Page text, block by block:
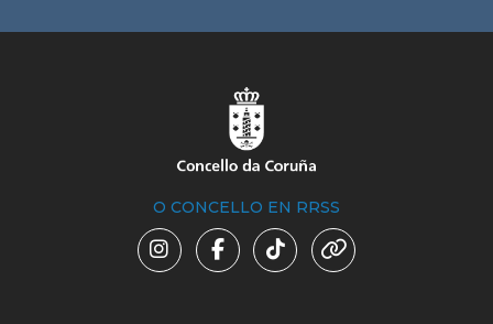
O CONCELLO EN RRSS